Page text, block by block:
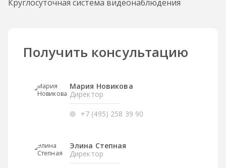
Круглосуточная система видеонаблюдения
Получить консультацию
Мария Новикова
Директор
+7 (495) 258 39 90
Элина Степная
Директор